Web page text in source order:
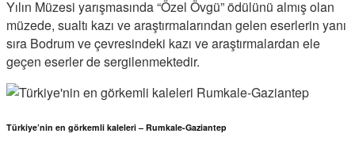
Yılın Müzesi yarışmasında “Özel Övgü” ödülünü almış olan
müzede, sualtı kazı ve araştırmalarından gelen eserlerin yanı
sıra Bodrum ve çevresindeki kazı ve araştırmalardan ele
geçen eserler de sergilenmektedir.
Türkiye’nin en görkemli kaleleri – Rumkale-Gaziantep